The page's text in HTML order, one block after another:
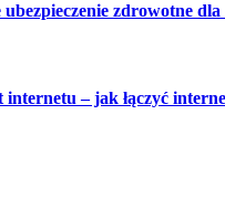
zdrowotne
– jak łączyć